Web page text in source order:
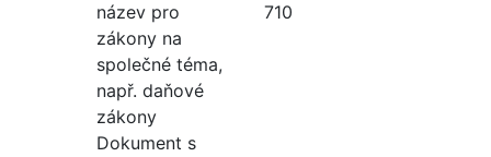
název pro
zákony na
společné téma,
např. daňové
zákony
Dokument s
710